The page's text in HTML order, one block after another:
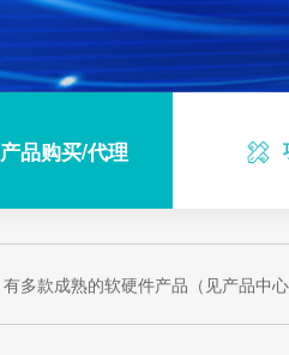
产品购买/代理
有多款成熟的软硬件产品（见产品中